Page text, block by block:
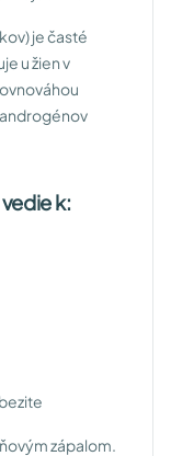
je časté
u žien v
k:
zápalom.